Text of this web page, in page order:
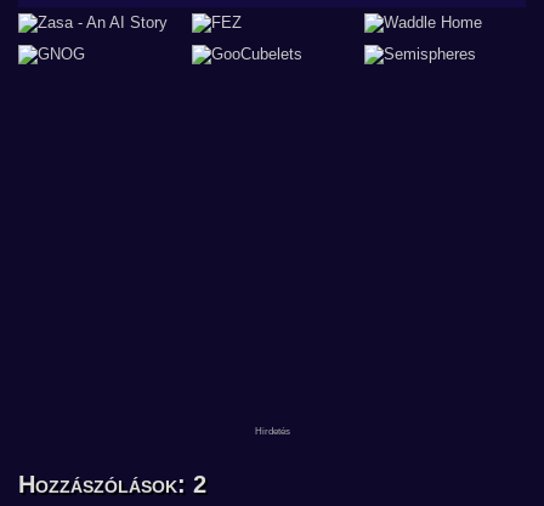
Hozzászólások: 2